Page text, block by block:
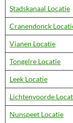
Stadskanaal Locatie
Cranendonck
Vianen Locatie
Tongelre Locatie
Leek Locatie
Lichtenvoorde
Nunspeet Locatie